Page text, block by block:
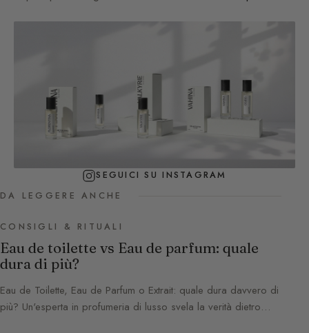
SEGUICI SU INSTAGRAM
DA LEGGERE ANCHE
CONSIGLI & RITUALI
Eau de toilette vs Eau de parfum: quale
dura di più?
Eau de Toilette, Eau de Parfum o Extrait: quale dura davvero di
più? Un'esperta in profumeria di lusso svela la verità dietro…